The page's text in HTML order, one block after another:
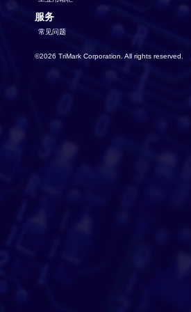
服务
常见问题
©2026 TriMark Corporation. All rights reserved.